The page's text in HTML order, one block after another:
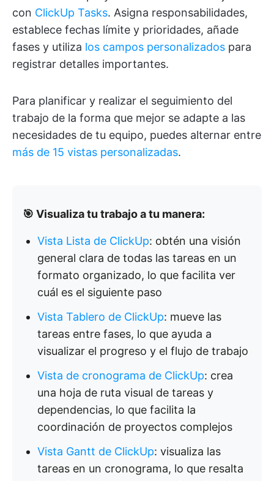
con ClickUp Tasks. Asigna responsabilidades,
establece fechas límite y prioridades, añade
fases y utiliza los campos personalizados para
registrar detalles importantes.
Para planificar y realizar el seguimiento del
trabajo de la forma que mejor se adapte a las
necesidades de tu equipo, puedes alternar entre
más de 15 vistas personalizadas.
🎯 Visualiza tu trabajo a tu manera:
Vista Lista de ClickUp: obtén una visión
general clara de todas las tareas en un
formato organizado, lo que facilita ver
cuál es el siguiente paso
Vista Tablero de ClickUp: mueve las
tareas entre fases, lo que ayuda a
visualizar el progreso y el flujo de trabajo
Vista de cronograma de ClickUp: crea
una hoja de ruta visual de tareas y
dependencias, lo que facilita la
coordinación de proyectos complejos
Vista Gantt de ClickUp: visualiza las
tareas en un cronograma, lo que resalta